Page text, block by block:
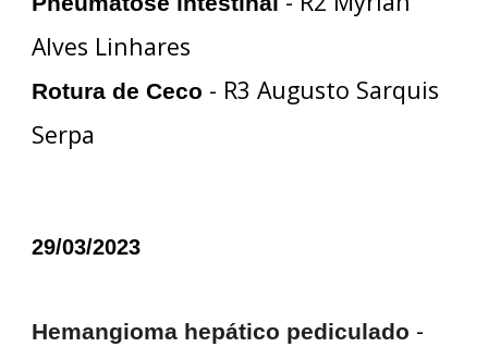
Alves Linhares
Rotura de Ceco - R3 Augusto Sarquis
Serpa
29/03/2023
Hemangioma hepático pediculado -